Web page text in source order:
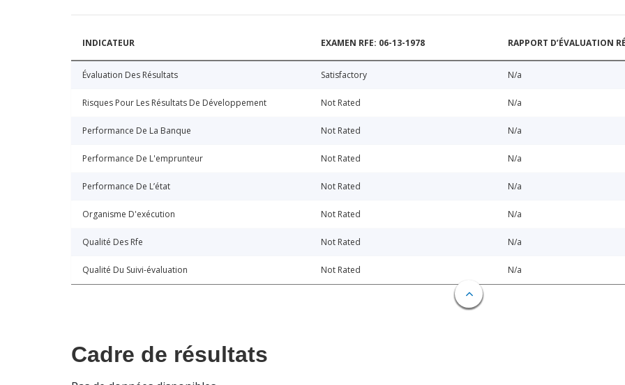
INDICATEUR EXAMEN RFE: 06-13-1978 RAPPORT D’ÉVALUATION
Évaluation Des Résultats Satisfactory N/a
Risques Pour Les Résultats De Développement Not Rated N/a
Performance De La Banque Not Rated N/a
Performance De L'emprunteur Not Rated N/a
Performance De L’état Not Rated N/a
Organisme D'exécution Not Rated N/a
Qualité Des Rfe Not Rated N/a
Qualité Du Suivi-évaluation Not Rated N/a
Cadre de résultats